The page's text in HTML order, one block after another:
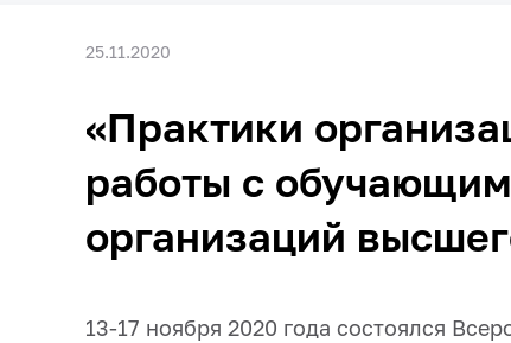
25.11.2020
«Практики
работы с
организаций
13-17 ноября 2020 года состоялся